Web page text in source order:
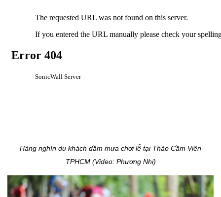
Hàng nghìn du khách dầm mưa chơi lễ tại Thảo Cầm Viên
TPHCM (Video: Phương Nhi)